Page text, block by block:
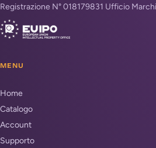
Registrazione N° 018179831 Ufficio
MENU
Home
Catalogo
Account
Supporto